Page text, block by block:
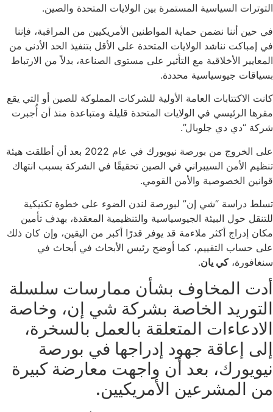
التوترات السياسية المستمرة بين الولايات المتحدة والصين.
في حين أننا نضمن حماية المواطنين الأمريكيين من المراقبة، فإننا
في إمباكت نناشد الولايات المتحدة على الأقل بتنفيذ الحد الأدنى من
المعايير الأخلاقية مع التأثير على مستوى الصناعة، بدلاً من الارتباط
بسياقات جيوسياسية محددة.
كانت الاكتتابات العامة الأولية للشركات المملوكة للصين أو التي يقع
مقرها الرئيسي في الولايات المتحدة قليلة ومتباعدة منذ أن أُجبرت
شركة “دي دي جلوبال”.
على الخروج من بورصة نيويورك في عام 2022 بعد أن أطلقت هيئة
تنظيم الأمن السيبراني في الصين تحقيقًا في الشركة بسبب انتهاك
قوانين الخصوصية والأمن القومي.
تسلط دراسة “شي إن” لبورصة لندن الضوء على خطوة تكتيكية
للتنقل حول البيئة الجيوسياسية والتنظيمية المعقدة، بهدف تأمين
مكان إدراج أكثر ملاءمة قد يوفر قدرًا أكبر من اليقين، وإن كان ذلك
على حساب التقييم، كما أوضح رئيس الأبحاث في أبحاث في
سنغافورة،كي يان.
أدت المخاوف بشأن ممارسات سلسلة
التوريد الخاصة بشركة شي إن، وخاصة
الادعاءات المتعلقة بالعمل بالسخرة،
إلى إعاقة جهود إدراجها في بورصة
نيويورك، بعد أن واجهت معارضة كبيرة
من المشرعين الأمريكيين.